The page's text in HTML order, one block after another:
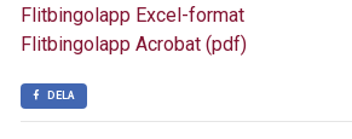
Flitbingolapp Excel-format
Flitbingolapp Acrobat (pdf)
DELA